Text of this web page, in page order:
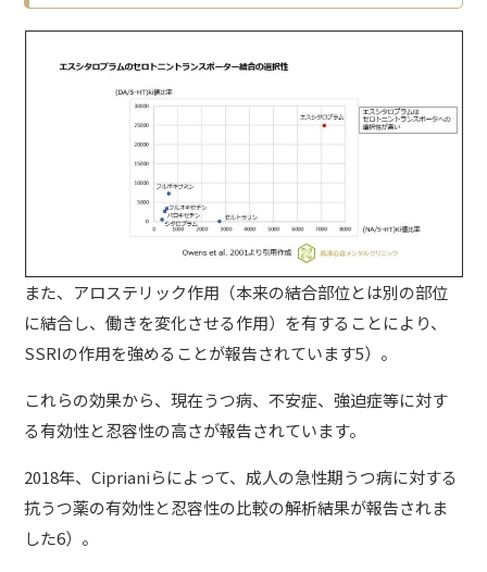
また、アロステリック作用（本来の結合部位とは別の部位
に結合し、働きを変化させる作用）を有することにより、
SSRIの作用を強めることが報告されています5）。
これらの効果から、現在うつ病、不安症、強迫症等に対す
る有効性と忍容性の高さが報告されています。
2018年、Ciprianiらによって、成人の急性期うつ病に対する
抗うつ薬の有効性と忍容性の比較の解析結果が報告されま
した6）。